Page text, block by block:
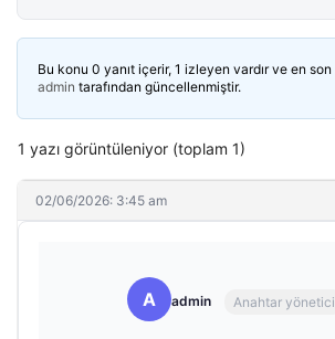
Bu konu 0 yanıt içerir, 1 izleyen vardır ve en son
admin tarafından güncellenmiştir.
1 yazı görüntüleniyor (toplam 1)
02/06/2026: 3:45 am
A admin Anahtar yönetici